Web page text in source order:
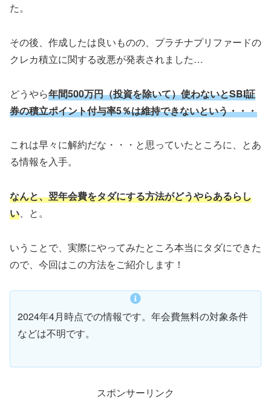
た。
その後、作成したは良いものの、プラチナプリファードの
クレカ積立に関する改悪が発表されました…
どうやら年間500万円（投資を除いて）使わないとSBI証
券の積立ポイント付与率5％は維持できないという・・・
これは早々に解約だな・・・と思っていたところに、とあ
る情報を入手。
なんと、翌年会費をタダにする方法がどうやらあるらし
い、と。
いうことで、実際にやってみたところ本当にタダにできた
ので、今回はこの方法をご紹介します！
2024年4月時点での情報です。年会費無料の対象条件
などは不明です。
スポンサーリンク